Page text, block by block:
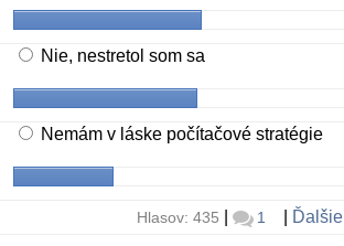
Nie, nestretol som sa
Nemám v láske počítačové stratégie
Hlasov: 435 1 Ďalšie